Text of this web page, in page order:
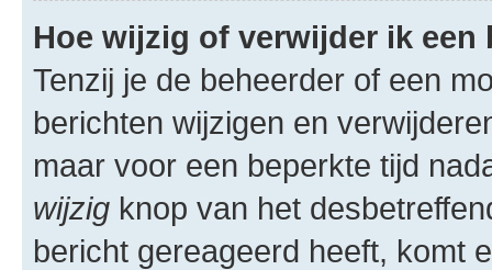
Hoe wijzig of verwijder ik een
Tenzij je de beheerder of een
berichten wijzigen en
maar voor een beperkte tijd
wijzig knop van het
bericht gereageerd heeft, komt